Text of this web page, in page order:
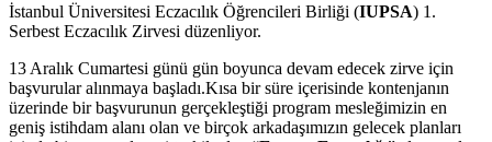
İstanbul Üniversitesi Eczacılık Öğrencileri Birliği (IUPSA) 1.
Serbest Eczacılık Zirvesi düzenliyor.
13 Aralık Cumartesi günü gün boyunca devam edecek zirve için
başvurular alınmaya başladı.Kısa bir süre içerisinde kontenjanın
üzerinde bir başvurunun gerçekleştiği program mesleğimizin en
geniş istihdam alanı olan ve birçok arkadaşımızın gelecek planları